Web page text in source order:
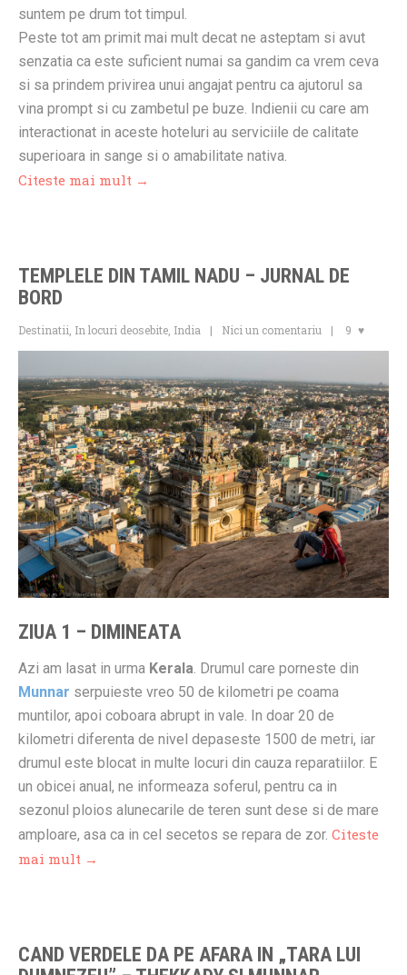
suntem pe drum tot timpul.
Peste tot am primit mai mult decat ne asteptam si avut
senzatia ca este suficient numai sa gandim ca vrem ceva
si sa prindem privirea unui angajat pentru ca ajutorul sa
vina prompt si cu zambetul pe buze. Indienii cu care am
interactionat in aceste hoteluri au serviciile de calitate
superioara in sange si o amabilitate nativa.
Citeste mai mult →
TEMPLELE DIN TAMIL NADU – JURNAL DE
BORD
Destinatii In locuri deosebite India Nici un comentariu 9
ZIUA 1 – DIMINEATA
Azi am lasat in urma Kerala . Drumul care porneste din
Munnar serpuieste vreo 50 de kilometri pe coama
muntilor, apoi coboara abrupt in vale. In doar 20 de
kilometri diferenta de nivel depaseste 1500 de metri, iar
drumul este blocat in multe locuri din cauza reparatiilor. E
un obicei anual, ne informeaza soferul, pentru ca in
sezonul ploios alunecarile de teren sunt dese si de mare
amploare, asa ca in cel secetos se repara de zor. Citeste
mai mult →
CAND VERDELE DA PE AFARA IN „TARA LUI